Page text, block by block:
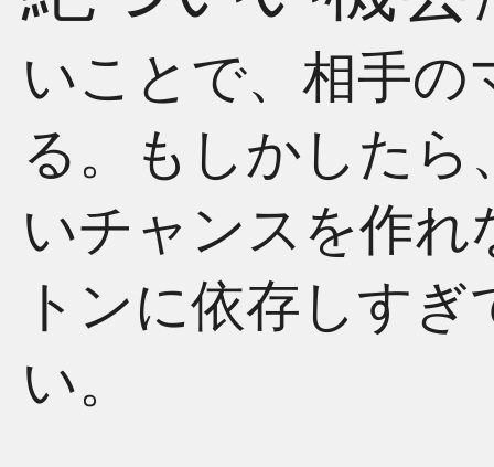
いことで、相手
る。もしかした
いチャンスを作
トンに依存しす
い。